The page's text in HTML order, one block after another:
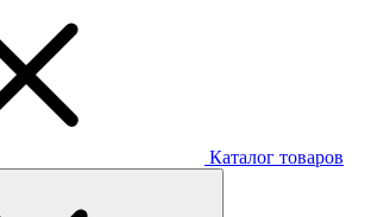
Каталог товаров